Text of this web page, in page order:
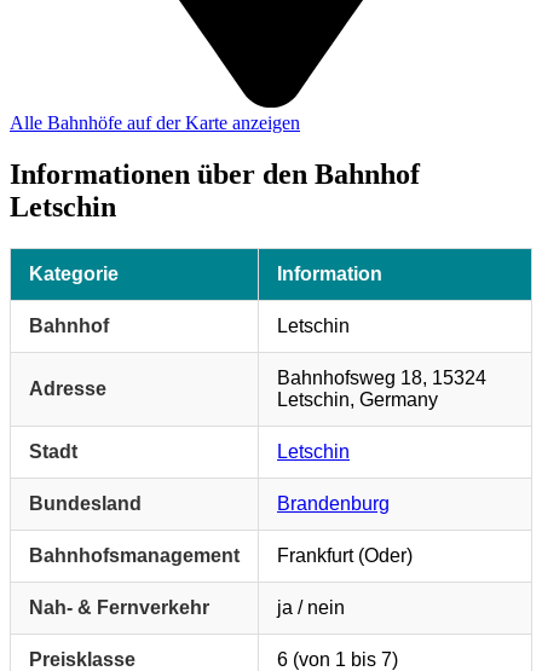
Alle Bahnhöfe auf der Karte anzeigen
Informationen über den Bahnhof
Letschin
Kategorie Information
Bahnhof Letschin
Adresse
Bahnhofsweg 18, 15324
Letschin, Germany
Stadt Letschin
Bundesland Brandenburg
Bahnhofsmanagement Frankfurt (Oder)
Nah- & Fernverkehr ja / nein
Preisklasse 6 (von 1 bis 7)